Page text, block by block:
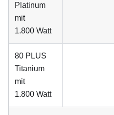
Platinum
mit
1.800 Watt
80 PLUS
Titanium
mit
1.800 Watt